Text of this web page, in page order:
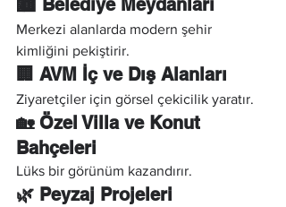
🏙️ Belediye Meydanları
Merkezi alanlarda modern şehir
kimliğini pekiştirir.
🏢 AVM İç ve Dış Alanları
Ziyaretçiler için görsel çekicilik yaratır.
🏡 Özel Villa ve Konut
Bahçeleri
Lüks bir görünüm kazandırır.
🌿 Peyzaj Projeleri